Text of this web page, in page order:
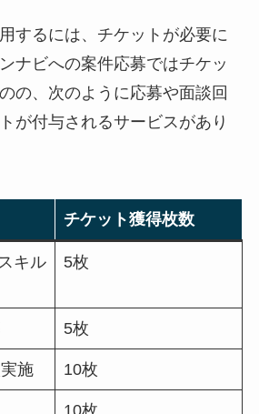
するには、チケットが必要に
ナビへの案件応募ではチケッ
の、次のように応募や面談回
が付与されるサービスがあり
チケット獲得枚数
キル
5枚
5枚
施 10枚
10枚